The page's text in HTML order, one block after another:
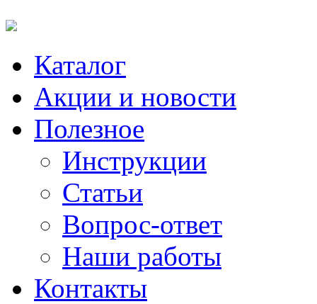
Каталог
Акции и новости
Полезное
Инструкции
Статьи
Вопрос-ответ
Наши работы
Контакты